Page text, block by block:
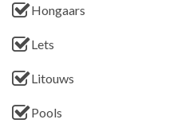
Hongaars
Lets
Litouws
Pools